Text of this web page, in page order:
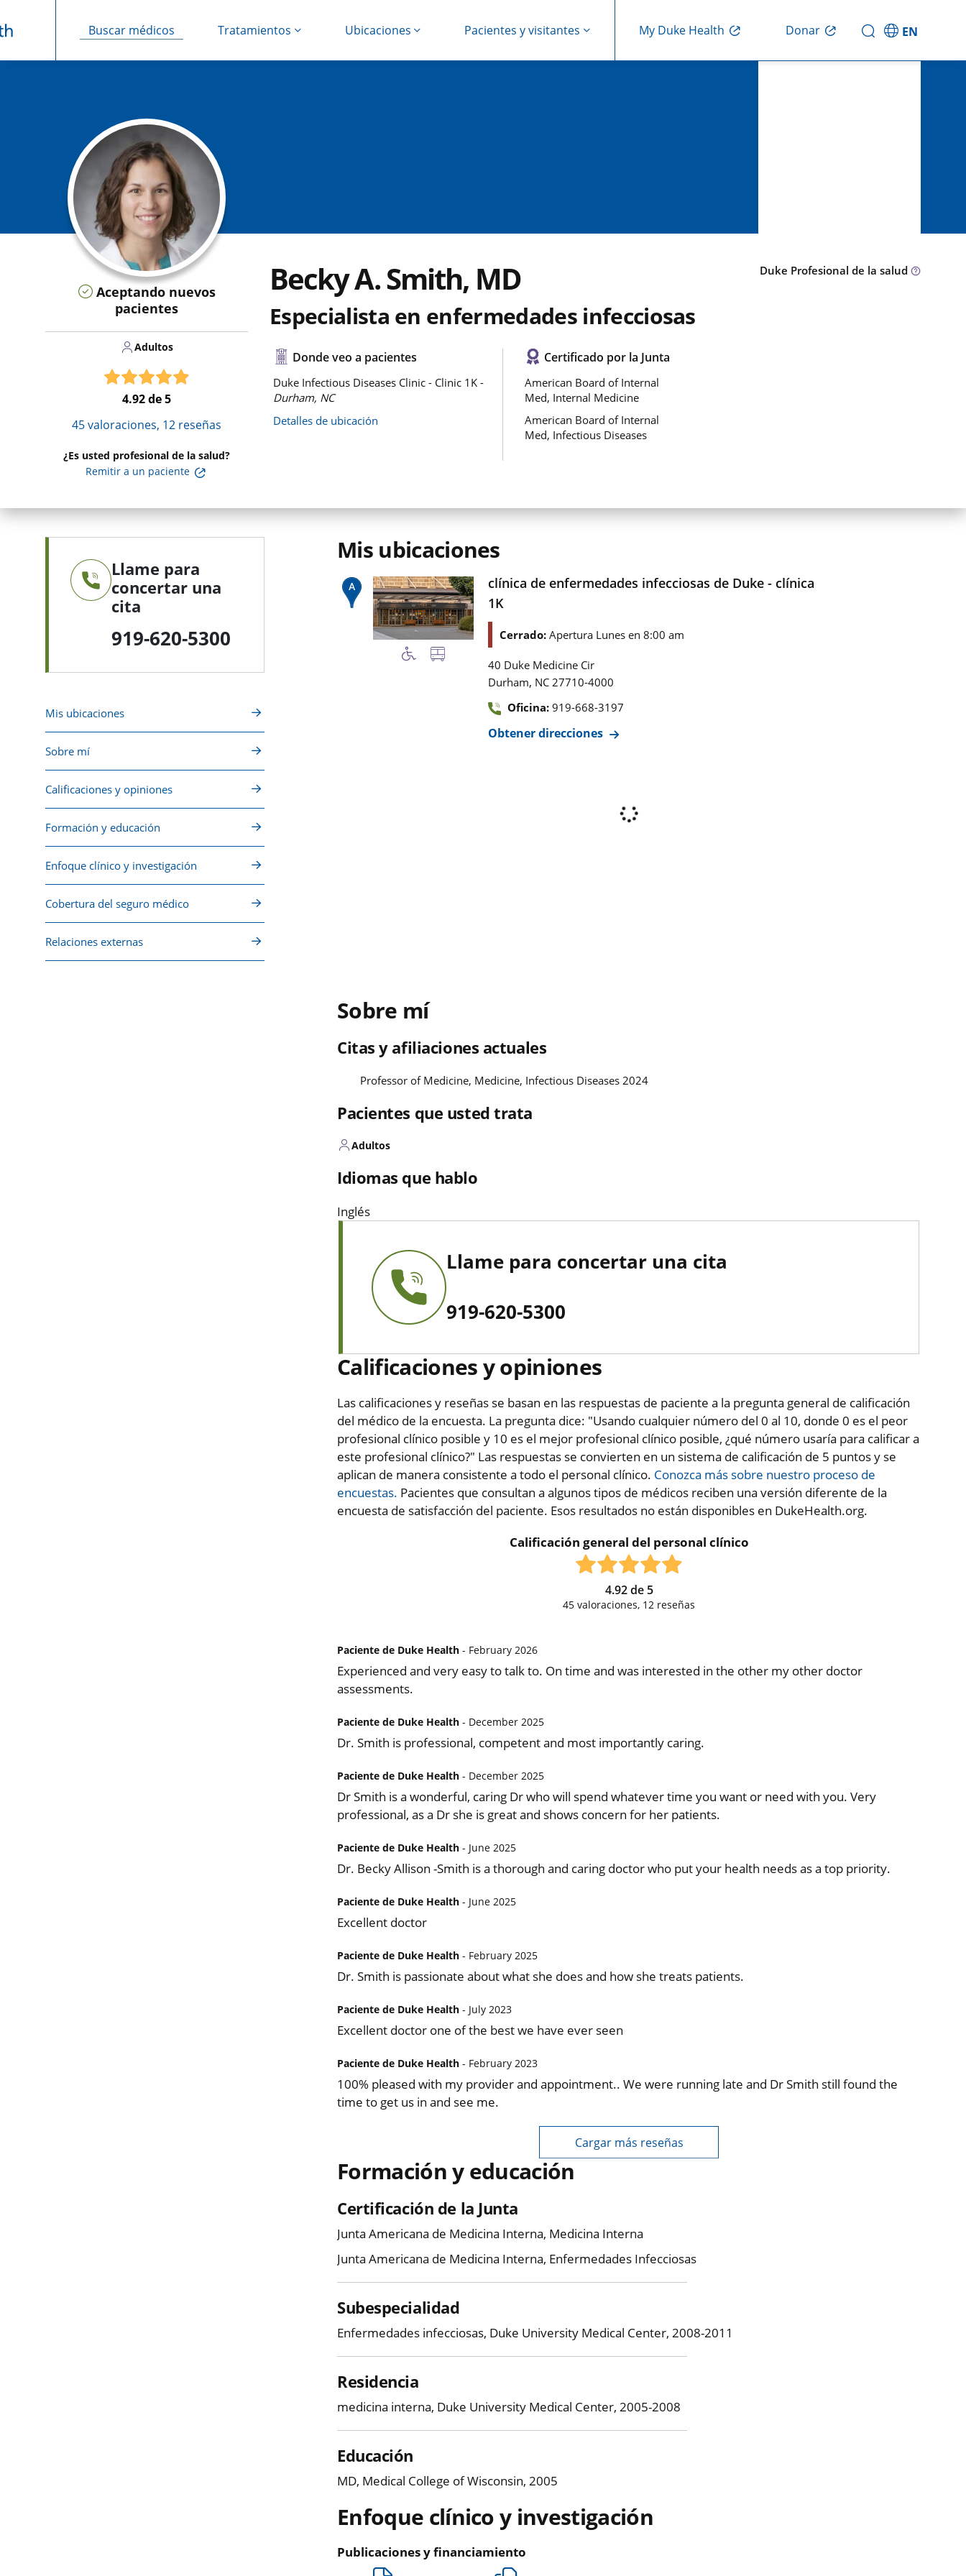
Buscar médicos Tratamientos Ubicaciones Pacientes y visitantes My Duke Health Donar EN
Aceptando nuevos
pacientes
Adultos
4.92de 5
45valoraciones, 12 reseñas
¿Es usted profesional de la salud?
Remitir a un paciente
Becky A. Smith, MD
Especialista en enfermedades infecciosas
Duke Profesional de la salud
Donde veo a pacientes
Duke Infectious Diseases Clinic - Clinic 1K -
Durham, NC
Detalles de ubicación
Certificado por la Junta
American Board of Internal
Med, Internal Medicine
American Board of Internal
Med, Infectious Diseases
Llame para
concertar una
cita
919-620-5300
Mis ubicaciones
Sobre mí
Calificaciones y opiniones
Formación y educación
Enfoque clínico y investigación
Cobertura del seguro médico
Relaciones externas
Mis ubicaciones
clínica de enfermedades infecciosas de Duke - clínica
1K
Cerrado: Apertura Lunes en 8:00 am
40 Duke Medicine Cir
Durham, NC 27710-4000
Oficina: 919-668-3197
Obtener direcciones
Sobre mí
Citas y afiliaciones actuales
Professor of Medicine, Medicine, Infectious Diseases 2024
Pacientes que usted trata
Adultos
Idiomas que hablo
Inglés
Llame para concertar una cita
919-620-5300
Calificaciones y opiniones
Las calificaciones y reseñas se basan en las respuestas de paciente a la pregunta general de calificación
del médico de la encuesta. La pregunta dice: "Usando cualquier número del 0 al 10, donde 0 es el peor
profesional clínico posible y 10 es el mejor profesional clínico posible, ¿qué número usaría para calificar a
este profesional clínico?" Las respuestas se convierten en un sistema de calificación de 5 puntos y se
aplican de manera consistente a todo el personal clínico. Conozca más sobre nuestro proceso de
encuestas. Pacientes que consultan a algunos tipos de médicos reciben una versión diferente de la
encuesta de satisfacción del paciente. Esos resultados no están disponibles en DukeHealth.org.
Calificación general del personal clínico
4.92de 5
45 valoraciones, 12 reseñas
Paciente de Duke Health - February 2026
Experienced and very easy to talk to. On time and was interested in the other my other doctor
assessments.
Paciente de Duke Health - December 2025
Dr. Smith is professional, competent and most importantly caring.
Paciente de Duke Health - December 2025
Dr Smith is a wonderful, caring Dr who will spend whatever time you want or need with you. Very
professional, as a Dr she is great and shows concern for her patients.
Paciente de Duke Health - June 2025
Dr. Becky Allison -Smith is a thorough and caring doctor who put your health needs as a top priority.
Paciente de Duke Health - June 2025
Excellent doctor
Paciente de Duke Health - February 2025
Dr. Smith is passionate about what she does and how she treats patients.
Paciente de Duke Health - July 2023
Excellent doctor one of the best we have ever seen
Paciente de Duke Health - February 2023
100% pleased with my provider and appointment.. We were running late and Dr Smith still found the
time to get us in and see me.
Cargar más reseñas
Formación y educación
Certificación de la Junta
Junta Americana de Medicina Interna, Medicina Interna
Junta Americana de Medicina Interna, Enfermedades Infecciosas
Subespecialidad
Enfermedades infecciosas, Duke University Medical Center, 2008-2011
Residencia
medicina interna, Duke University Medical Center, 2005-2008
Educación
MD, Medical College of Wisconsin, 2005
Enfoque clínico y investigación
Publicaciones y financiamiento